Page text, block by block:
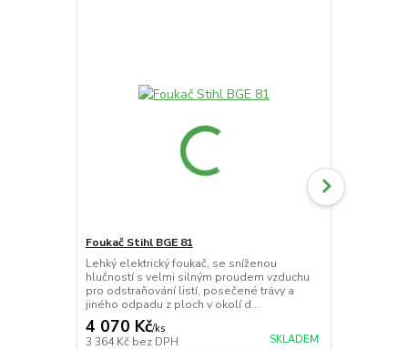
Foukač Stihl BGE 81
Lehký elektrický foukač, se sníženou
hlučností s velmi silným proudem vzduchu
pro odstraňování listí, posečené trávy a
jiného odpadu z ploch v okolí d...
4 070 Kč/ks
3 364 Kč bez DPH SKLADEM